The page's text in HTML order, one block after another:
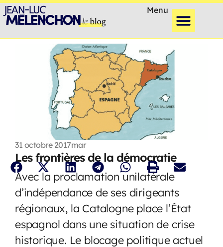
Menu
31 octobre 2017mar
Les frontières de la démocratie
Avec la proclamation unilatérale
d’indépendance de ses dirigeants
régionaux, la Catalogne place l’État
espagnol dans une situation de crise
historique. Le blocage politique actuel